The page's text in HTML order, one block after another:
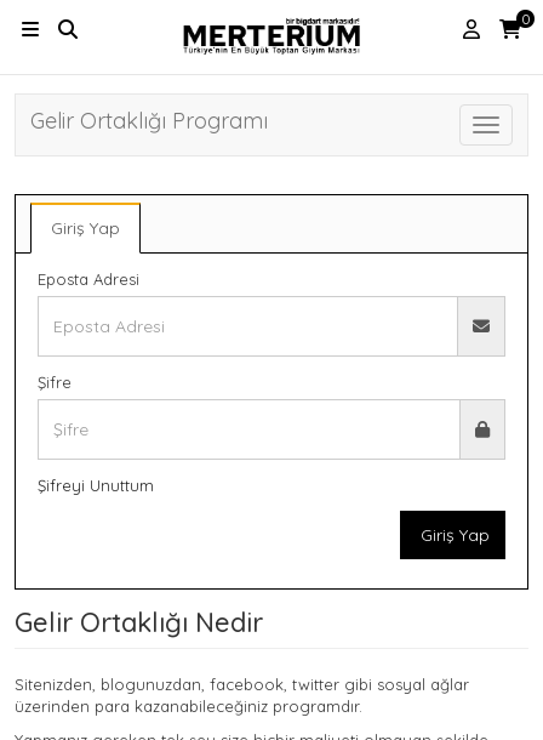
0
Toggle
Gelir Ortaklığı Programı
Giriş Yap
Eposta Adresi
Şifre
Şifreyi Unuttum
Giriş Yap
Gelir Ortaklığı Nedir
Sitenizden, blogunuzdan, facebook, twitter gibi sosyal ağlar
üzerinden para kazanabileceğiniz programdır.